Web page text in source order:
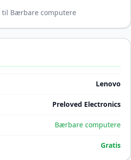
Bærbare computere
Lenovo
Preloved Electronics
Bærbare computere
Gratis